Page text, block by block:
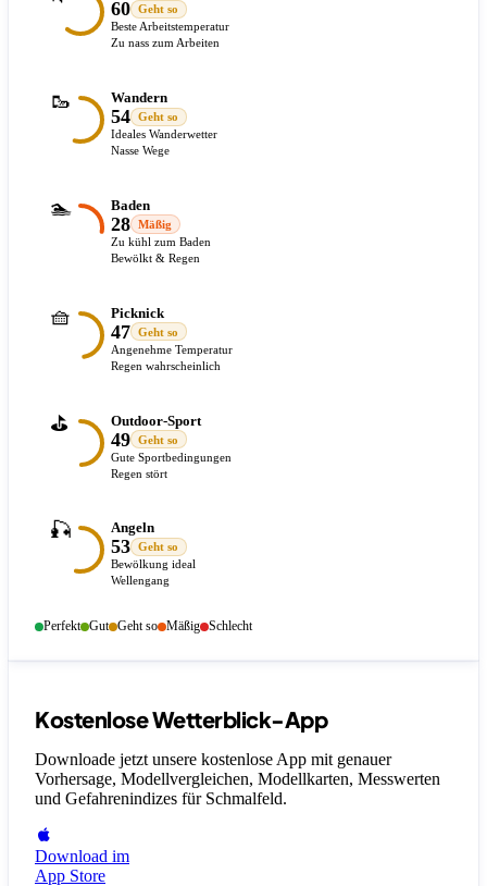
60
Geht so
Beste Arbeitstemperatur
Zu nass zum Arbeiten
🥾 Wandern
54
Geht so
Ideales Wanderwetter
Nasse Wege
🏊 Baden
28
Mäßig
Zu kühl zum Baden
Bewölkt & Regen
🧺 Picknick
47
Geht so
Angenehme Temperatur
Regen wahrscheinlich
⛳ Outdoor-Sport
49
Geht so
Gute Sportbedingungen
Regen stört
🎣 Angeln
53
Geht so
Bewölkung ideal
Wellengang
Perfekt Gut Geht so Mäßig Schlecht
Kostenlose Wetterblick-App
Downloade jetzt unsere kostenlose App mit genauer
Vorhersage, Modellvergleichen, Modellkarten, Messwerten
und Gefahrenindizes für Schmalfeld.
Download im
App Store